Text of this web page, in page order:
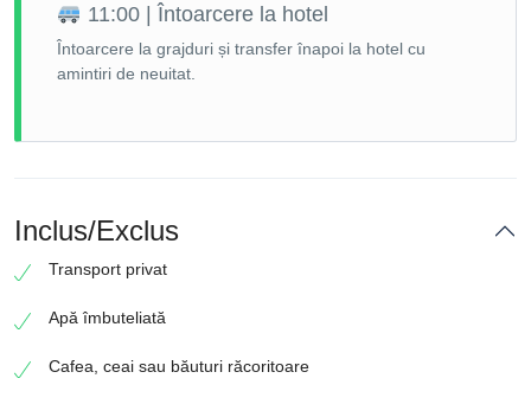
11:00 | Întoarcere la hotel
Întoarcere la grajduri și transfer înapoi la hotel cu
amintiri de neuitat.
Inclus/Exclus
Transport privat
Apă îmbuteliată
Cafea, ceai sau băuturi răcoritoare